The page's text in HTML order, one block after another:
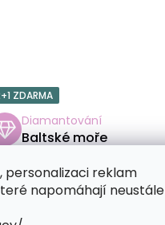
personalizaci reklam
napomáhají neustále
ZDARMA
Diamantování
Baltské moře